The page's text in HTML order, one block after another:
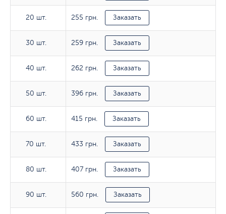
20 шт.
30 шт.
40 шт.
50 шт.
60 шт.
70 шт.
80 шт.
90 шт.
20 шт. 255 грн. Заказать
30 шт. 259 грн. Заказать
40 шт. 262 грн. Заказать
50 шт. 396 грн. Заказать
60 шт. 415 грн. Заказать
70 шт. 433 грн. Заказать
80 шт. 407 грн. Заказать
90 шт. 560 грн. Заказать